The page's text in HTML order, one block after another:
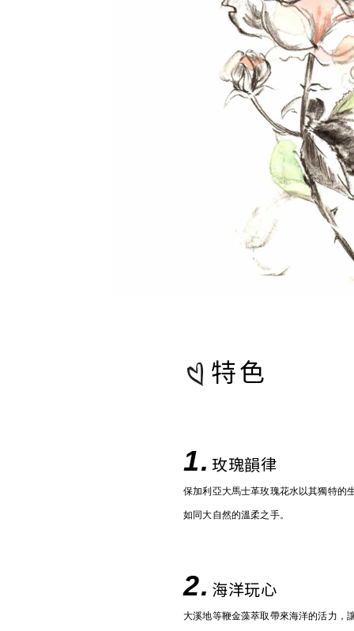
特色
1. 玫瑰韻律
保加利亞大馬士革玫瑰花水以其獨特的
如同大自然的溫柔之手。
2. 海洋玩心
大溪地等鞭金藻萃取帶來海洋的活力，